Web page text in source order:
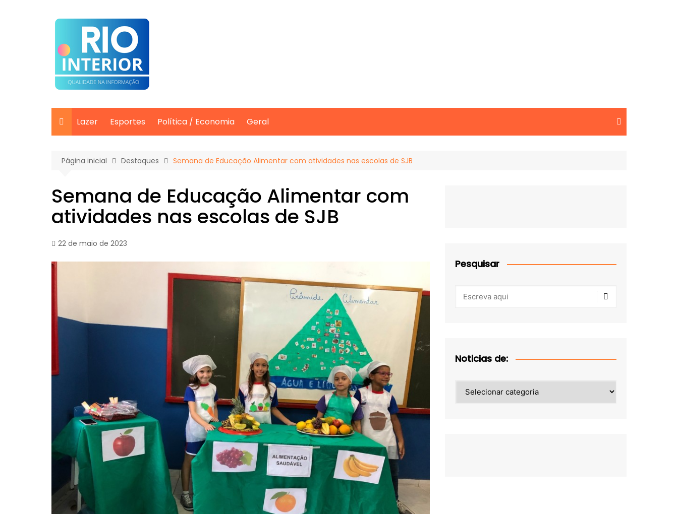
Lazer Esportes Política / Economia Geral
Página inicial Destaques Semana de Educação Alimentar com atividades nas escolas de SJB
Semana de Educação Alimentar com
atividades nas escolas de SJB
22 de maio de 2023
Pesquisar
Noticias de:
de: